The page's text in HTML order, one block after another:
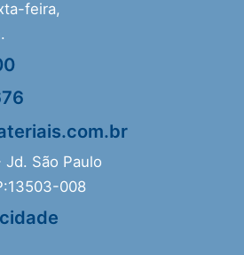
feira,
São Paulo
008